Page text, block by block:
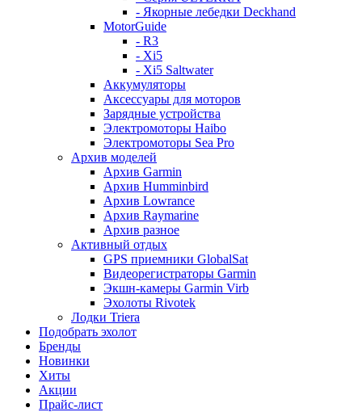
- Якорные лебедки Deckhand
MotorGuide
- R3
- Xi5
- Xi5 Saltwater
Аккумуляторы
Аксессуары для моторов
Зарядные устройства
Электромоторы Haibo
Электромоторы Sea Pro
Архив моделей
Архив Garmin
Архив Humminbird
Архив Lowrance
Архив Raymarine
Архив разное
Активный отдых
GPS приемники GlobalSat
Видеорегистраторы Garmin
Экшн-камеры Garmin Virb
Эхолоты Rivotek
Лодки Triera
Подобрать эхолот
Бренды
Новинки
Хиты
Акции
Прайс-лист